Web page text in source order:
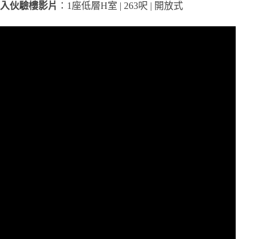
入伙驗樓影片 ：1座低層H室 | 263呎 | 開放式